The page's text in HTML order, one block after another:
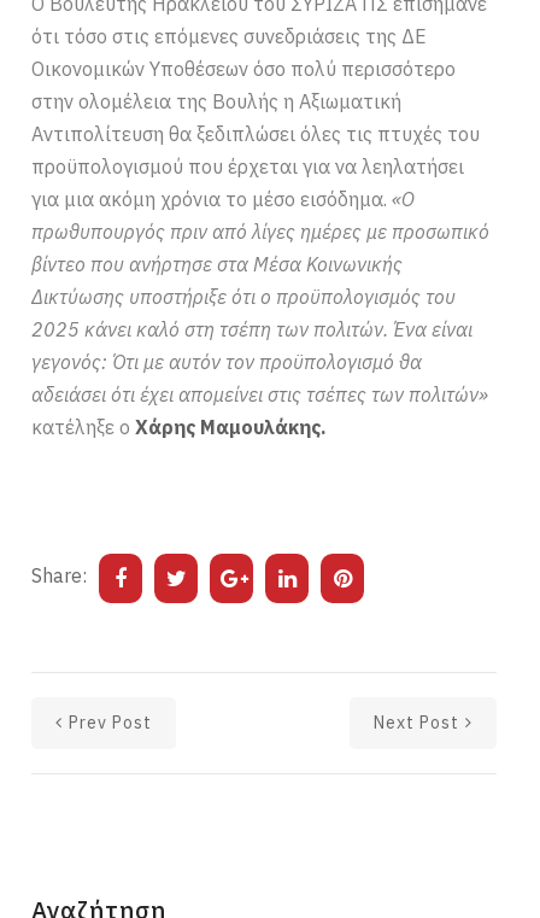
ότι τόσο στις επόμενες συνεδριάσεις της ΔΕ
Οικονομικών Υποθέσεων όσο πολύ περισσότερο
στην ολομέλεια της Βουλής η Αξιωματική
Αντιπολίτευση θα ξεδιπλώσει όλες τις πτυχές του
προϋπολογισμού που έρχεται για να λεηλατήσει
για μια ακόμη χρόνια το μέσο εισόδημα.«Ο
πρωθυπουργός πριν από λίγες ημέρες με προσωπικό
βίντεο που ανήρτησε στα Μέσα Κοινωνικής
Δικτύωσης υποστήριξε ότι ο προϋπολογισμός του
2025 κάνει καλό στη τσέπη των πολιτών. Ένα είναι
γεγονός: Ότι με αυτόν τον προϋπολογισμό θα
αδειάσει ότι έχει απομείνει στις τσέπες των πολιτών»
κατέληξε ο Χάρης Μαμουλάκης.
Share:
Prev Post Next Post
Αναζήτηση